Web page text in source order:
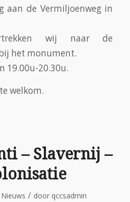
aan de Vermiljoenweg in
wij naar de
het monument.
19.00u-20.30u.
welkom.
– Slavernij –
Nieuws / door qccsadmin